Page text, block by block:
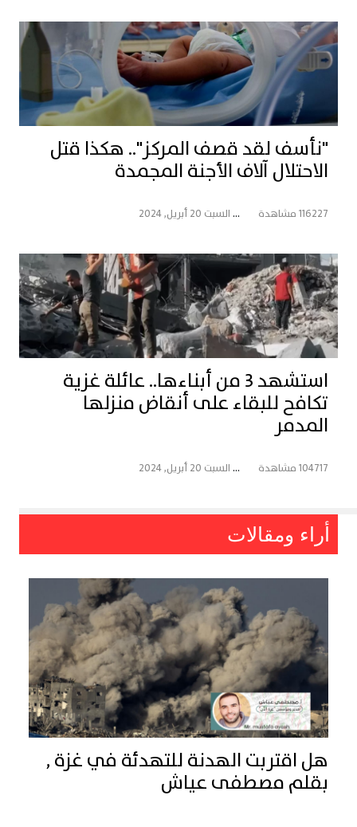
"نأسف لقد قصف المركز".. هكذا قتل
الاحتلال آلاف الأجنة المجمدة
116227 مشاهدة السبت 20 أبريل, 2024
استشهد 3 من أبناءها.. عائلة غزية
تكافح للبقاء على أنقاض منزلها
المدمر
104717 مشاهدة السبت 20 أبريل, 2024
أراء ومقالات
هل اقتربت الهدنة للتهدئة في غزة ,
بقلم مصطفى عياش